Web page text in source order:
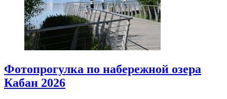
Фотопрогулка по набережной озера
Кабан 2026